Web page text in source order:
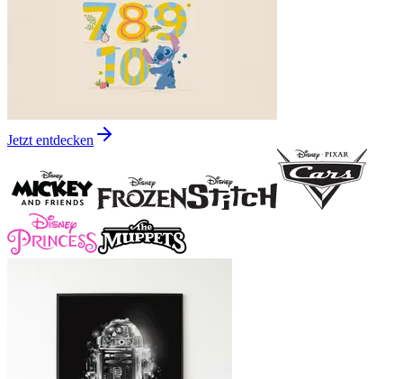
Jetzt entdecken